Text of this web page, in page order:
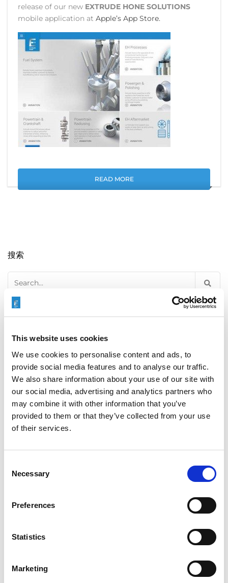
This website uses cookies
We use cookies to personalise content and ads, to
provide social media features and to analyse our traffic.
We also share information about your use of our site with
our social media, advertising and analytics partners who
may combine it with other information that you’ve
provided to them or that they’ve collected from your use
of their services.
Selection
Necessary
Preferences
Statistics
Marketing
release of our new EXTRUDE HONE SOLUTIONS
mobile application at Apple’s App Store.
READ MORE
搜索
for:
最新文章
EXTRUSAX 如何利用磨粒流加工 (AFM) 技术提升铝型材
2026年柏林国际航空航天展（ILA BERLIN 2026）：全球